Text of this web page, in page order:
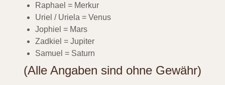
Raphael = Merkur
Uriel / Uriela = Venus
Jophiel = Mars
Zadkiel = Jupiter
Samuel = Saturn
(Alle Angaben sind ohne Gewähr)